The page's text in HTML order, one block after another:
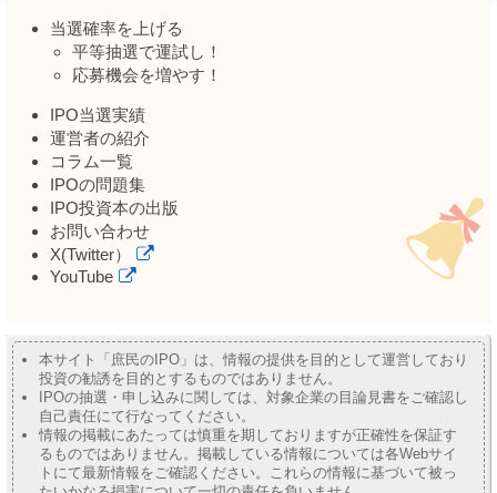
当選確率を上げる
平等抽選で運試し！
応募機会を増やす！
IPO当選実績
運営者の紹介
コラム一覧
IPOの問題集
IPO投資本の出版
お問い合わせ
X(Twitter）
YouTube
本サイト「庶民のIPO」は、情報の提供を目的として運営しており
投資の勧誘を目的とするものではありません。
IPOの抽選・申し込みに関しては、対象企業の目論見書をご確認し
自己責任にて行なってください。
情報の掲載にあたっては慎重を期しておりますが正確性を保証す
るものではありません。掲載している情報については各Webサイ
トにて最新情報をご確認ください。これらの情報に基づいて被っ